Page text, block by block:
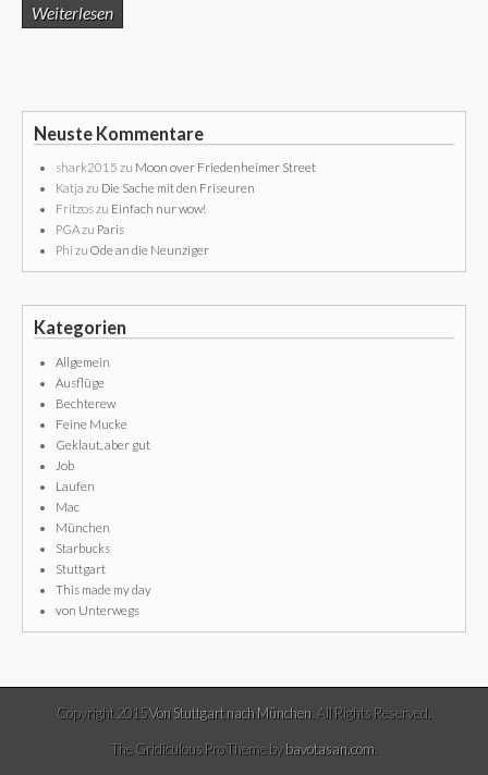
Weiterlesen
Neuste Kommentare
shark2015 zu Moon over Friedenheimer Street
Katja zu Die Sache mit den Friseuren
Fritzoszu Einfach nur wow!
PGAzu Paris
Phi zu Ode an die Neunziger
Kategorien
Allgemein
Ausflüge
Bechterew
Feine Mucke
Geklaut, aber gut
Job
Laufen
Mac
München
Starbucks
Stuttgart
This made my day
von Unterwegs
Copyright 2015Von Stuttgart nach München . All Rights Reserved.
The Gridiculous Pro Theme bybavotasan.com.